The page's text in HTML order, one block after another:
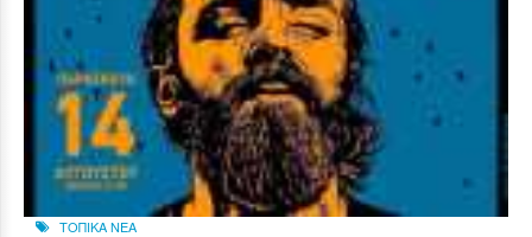
ΤΟΠΙΚΑ ΝΕΑ